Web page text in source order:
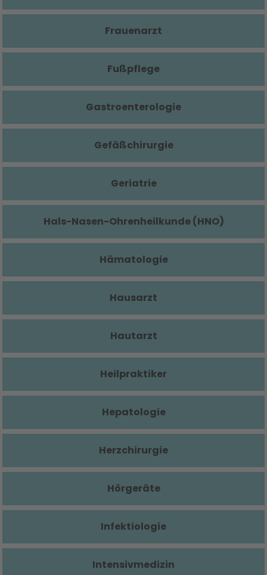
Frauenarzt
Fußpflege
Gastroenterologie
Gefäßchirurgie
Geriatrie
Hals-Nasen-Ohrenheilkunde (HNO)
Hämatologie
Hausarzt
Hautarzt
Heilpraktiker
Hepatologie
Herzchirurgie
Hörgeräte
Infektiologie
Intensivmedizin